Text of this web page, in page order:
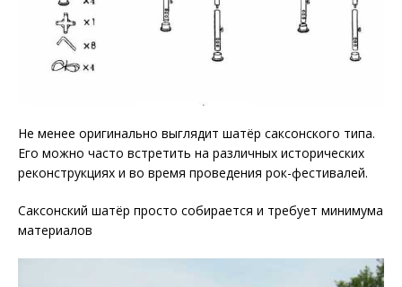
Не менее оригинально выглядит шатёр саксонского типа.
Его можно часто встретить на различных исторических
реконструкциях и во время проведения рок-фестивалей.
Саксонский шатёр просто собирается и требует минимума
материалов